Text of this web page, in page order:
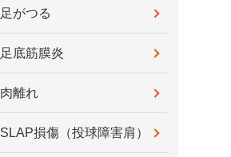
足がつる
足底筋膜炎
肉離れ
SLAP損傷（投球障害肩）